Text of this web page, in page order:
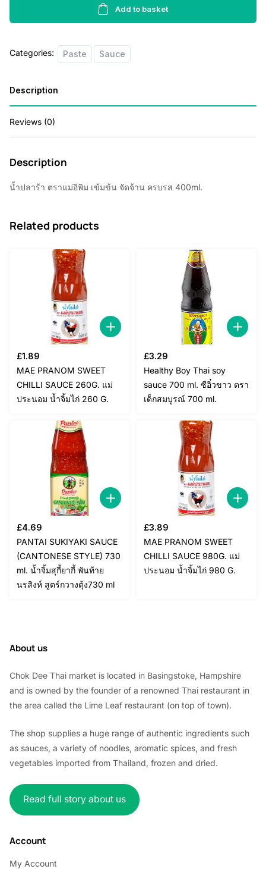
อิพิม
ข้น
400ml.
Add to basket
Categories: Paste Sauce
Description
Reviews (0)
Description
น้ำปลาร้า ตราแม่อิพิม เข้มข้น จัดจ้าน ครบรส 400ml.
Related products
£1.89
MAE PRANOM SWEET
CHILLI SAUCE 260G. แม่
ประนอม น้ำจิ้มไก่ 260 G.
£3.29
Healthy Boy Thai soy
sauce 700 ml. ซีอิ๋วขาว ตรา
เด็กสมบูรณ์ 700 ml.
£4.69
PANTAI SUKIYAKI SAUCE
(CANTONESE STYLE) 730
ml. น้ำจิ้มสุกี้ยากี้ พันท้าย
นรสิงห์ สูตร์กวางตุ้ง730 ml
£3.89
MAE PRANOM SWEET
CHILLI SAUCE 980G. แม่
ประนอม น้ำจิ้มไก่ 980 G.
About us
Chok Dee Thai market is located in Basingstoke, Hampshire
and is owned by the founder of a renowned Thai restaurant in
the area called the Lime Leaf restaurant (on top of town).
The shop supplies a huge range of authentic ingredients such
as sauces, a variety of noodles, aromatic spices, and fresh
vegetables imported from Thailand, frozen and dried.
Read full story about us
Account
My Account